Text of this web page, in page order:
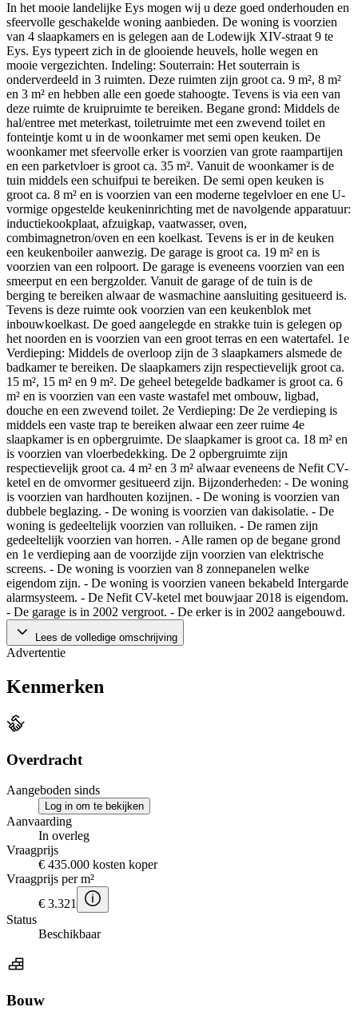
In het mooie landelijke Eys mogen wij u deze goed onderhouden en
sfeervolle geschakelde woning aanbieden. De woning is voorzien
van 4 slaapkamers en is gelegen aan de Lodewijk XIV-straat 9 te
Eys. Eys typeert zich in de glooiende heuvels, holle wegen en
mooie vergezichten. Indeling: Souterrain: Het souterrain is
onderverdeeld in 3 ruimten. Deze ruimten zijn groot ca. 9 m², 8 m²
en 3 m² en hebben alle een goede stahoogte. Tevens is via een van
deze ruimte de kruipruimte te bereiken. Begane grond: Middels de
hal/entree met meterkast, toiletruimte met een zwevend toilet en
fonteintje komt u in de woonkamer met semi open keuken. De
woonkamer met sfeervolle erker is voorzien van grote raampartijen
en een parketvloer is groot ca. 35 m². Vanuit de woonkamer is de
tuin middels een schuifpui te bereiken. De semi open keuken is
groot ca. 8 m² en is voorzien van een moderne tegelvloer en ene U-
vormige opgestelde keukeninrichting met de navolgende apparatuur:
inductiekookplaat, afzuigkap, vaatwasser, oven,
combimagnetron/oven en een koelkast. Tevens is er in de keuken
een keukenboiler aanwezig. De garage is groot ca. 19 m² en is
voorzien van een rolpoort. De garage is eveneens voorzien van een
smeerput en een bergzolder. Vanuit de garage of de tuin is de
berging te bereiken alwaar de wasmachine aansluiting gesitueerd is.
Tevens is deze ruimte ook voorzien van een keukenblok met
inbouwkoelkast. De goed aangelegde en strakke tuin is gelegen op
het noorden en is voorzien van een groot terras en een watertafel. 1e
Verdieping: Middels de overloop zijn de 3 slaapkamers alsmede de
badkamer te bereiken. De slaapkamers zijn respectievelijk groot ca.
15 m², 15 m² en 9 m². De geheel betegelde badkamer is groot ca. 6
m² en is voorzien van een vaste wastafel met ombouw, ligbad,
douche en een zwevend toilet. 2e Verdieping: De 2e verdieping is
middels een vaste trap te bereiken alwaar een zeer ruime 4e
slaapkamer is en opbergruimte. De slaapkamer is groot ca. 18 m² en
is voorzien van vloerbedekking. De 2 opbergruimte zijn
respectievelijk groot ca. 4 m² en 3 m² alwaar eveneens de Nefit CV-
ketel en de omvormer gesitueerd zijn. Bijzonderheden: - De woning
is voorzien van hardhouten kozijnen. - De woning is voorzien van
dubbele beglazing. - De woning is voorzien van dakisolatie. - De
woning is gedeeltelijk voorzien van rolluiken. - De ramen zijn
gedeeltelijk voorzien van horren. - Alle ramen op de begane grond
en 1e verdieping aan de voorzijde zijn voorzien van elektrische
screens. - De woning is voorzien van 8 zonnepanelen welke
eigendom zijn. - De woning is voorzien vaneen bekabeld Intergarde
alarmsysteem. - De Nefit CV-ketel met bouwjaar 2018 is eigendom.
- De garage is in 2002 vergroot. - De erker is in 2002 aangebouwd.
Lees de volledige omschrijving
Advertentie
Kenmerken
Overdracht
Aangeboden sinds
Log in om te bekijken
Aanvaarding
In overleg
Vraagprijs
€ 435.000 kosten koper
Vraagprijs per m²
€ 3.321
Status
Beschikbaar
Bouw